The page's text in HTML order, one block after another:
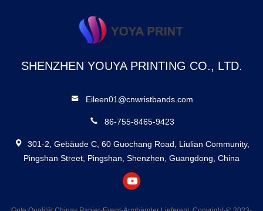
SHENZHEN YOUYA PRINTING CO., LTD.
Eileen01@cnwristbands.com
86-755-8465-9423
301-2, Gebäude C, 60 Guochang Road, Liulian Community,
Pingshan Street, Pingshan, Shenzhen, Guangdong, China